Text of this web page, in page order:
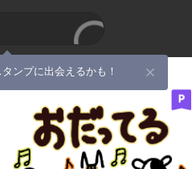
ンプに出会えるかも！